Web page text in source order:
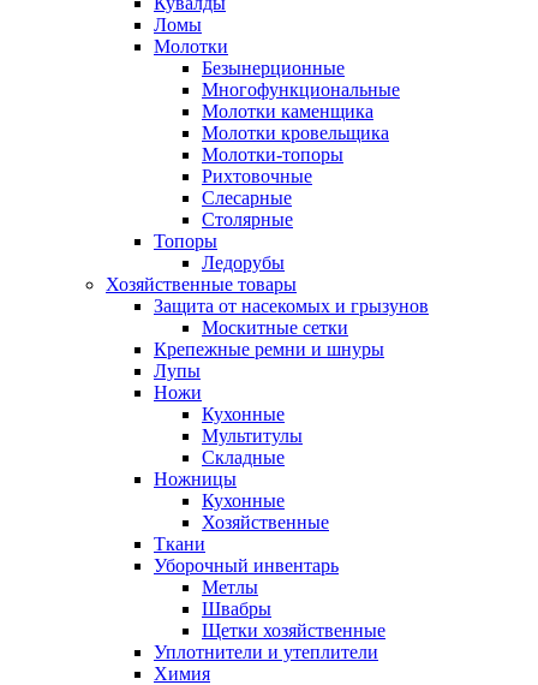
Ломы
Молотки
Безынерционные
Многофункциональные
Молотки каменщика
Молотки кровельщика
Молотки-топоры
Рихтовочные
Слесарные
Столярные
Топоры
Ледорубы
Хозяйственные товары
Защита от насекомых и грызунов
Москитные сетки
Крепежные ремни и шнуры
Лупы
Ножи
Кухонные
Мультитулы
Складные
Ножницы
Кухонные
Хозяйственные
Ткани
Уборочный инвентарь
Метлы
Швабры
Щетки хозяйственные
Уплотнители и утеплители
Химия